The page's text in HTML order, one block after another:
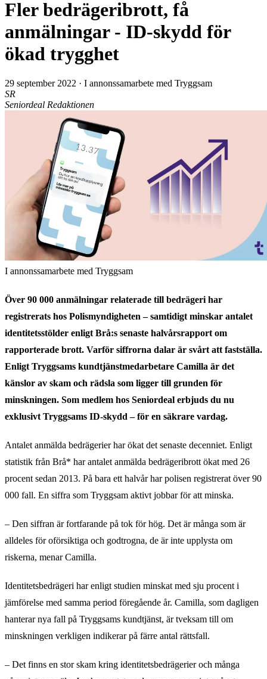
Fler bedrägeribrott, få
anmälningar - ID-skydd för
ökad trygghet
29 september 2022 · I annonssamarbete med Tryggsam
SR
Seniordeal Redaktionen
I annonssamarbete med Tryggsam
Över 90 000 anmälningar relaterade till bedrägeri har
registrerats hos Polismyndigheten – samtidigt minskar antalet
identitetsstölder enligt Brå:s senaste halvårsrapport om
rapporterade brott. Varför siffrorna dalar är svårt att fastställa.
Enligt Tryggsams kundtjänstmedarbetare Camilla är det
känslor av skam och rädsla som ligger till grunden för
minskningen. Som medlem hos Seniordeal erbjuds du nu
exklusivt Tryggsams ID-skydd – för en säkrare vardag.
Antalet anmälda bedrägerier har ökat det senaste decenniet. Enligt
statistik från Brå* har antalet anmälda bedrägeribrott ökat med 26
procent sedan 2013. På bara ett halvår har polisen registrerat över 90
000 fall. En siffra som Tryggsam aktivt jobbar för att minska.
– Den siffran är fortfarande på tok för hög. Det är många som är
alldeles för oförsiktiga och godtrogna, de är inte upplysta om
riskerna, menar Camilla.
Identitetsbedrägeri har enligt studien minskat med sju procent i
jämförelse med samma period föregående år. Camilla, som dagligen
hanterar nya fall på Tryggsams kundtjänst, är tveksam till om
minskningen verkligen indikerar på färre antal rättsfall.
– Det finns en stor skam kring identitetsbedrägerier och många